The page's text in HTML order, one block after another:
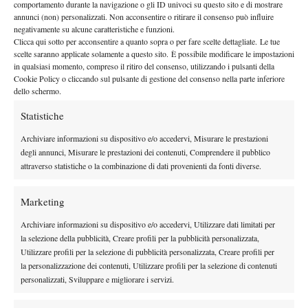
comportamento durante la navigazione o gli ID univoci su questo sito e di mostrare
annunci (non) personalizzati. Non acconsentire o ritirare il consenso può influire
negativamente su alcune caratteristiche e funzioni.
Clicca qui sotto per acconsentire a quanto sopra o per fare scelte dettagliate. Le tue
scelte saranno applicate solamente a questo sito. È possibile modificare le impostazioni
in qualsiasi momento, compreso il ritiro del consenso, utilizzando i pulsanti della
Cookie Policy o cliccando sul pulsante di gestione del consenso nella parte inferiore
dello schermo.
Statistiche
Archiviare informazioni su dispositivo e/o accedervi, Misurare le prestazioni
degli annunci, Misurare le prestazioni dei contenuti, Comprendere il pubblico
attraverso statistiche o la combinazione di dati provenienti da fonti diverse.
Marketing
Archiviare informazioni su dispositivo e/o accedervi, Utilizzare dati limitati per
la selezione della pubblicità, Creare profili per la pubblicità personalizzata,
Utilizzare profili per la selezione di pubblicità personalizzata, Creare profili per
la personalizzazione dei contenuti, Utilizzare profili per la selezione di contenuti
personalizzati, Sviluppare e migliorare i servizi.
agli arbitri. Quando ho chiamato Hawk Eye sui match point ero
sicura della mia decisione e sono contenta che il sistema
elettronico abbia confermato quanto visto da me.
Molti appassionati hanno iniziato a seguire i tuoi risultati in
particolare dopo la vittoria, a sorpresa, nel $25.000 di
Pella e Lim. Puoi dirmi qualcosa su quella settimana?
È stata una buona settimana per me, un torneo complicato con
molte tenniste di talento e con tanta esperienza a questi livelli.
Sono contenta di aver giocato con loro, mostrando il mio livello
mio tennis.
Questo 2016 è stato pazzesco e ne sarai felice. Nel tuo futuro
continuerai a giocare a livello junior?
Sono felice dei risultati ottenuti in questa stagione e la cosa più
importante in questo momento è la crescita sia nel circuito Pro